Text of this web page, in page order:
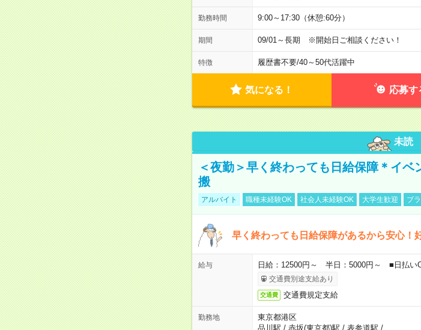
勤務時間 9:00～17:30（休憩:60分）
期間 09/01～長期 ※開始日ご相談ください！
特徴 履歴書不要/40～50代活躍中
気になる！ 応募す
未読
＜夜勤＞早く終わっても日給保障＊イ
搬
アルバイト 職種未経験OK 社会人未経験OK 大学生歓迎 ブ
早く終わっても日給保障があるから安心！
給与 日給：12500円～ 半日：5000円～ ■日払い
交通費別途支給あり
交通費 交通費規定支給
勤務地
東京都港区
品川駅 / 赤坂(東京都)駅 / 表参道駅 /